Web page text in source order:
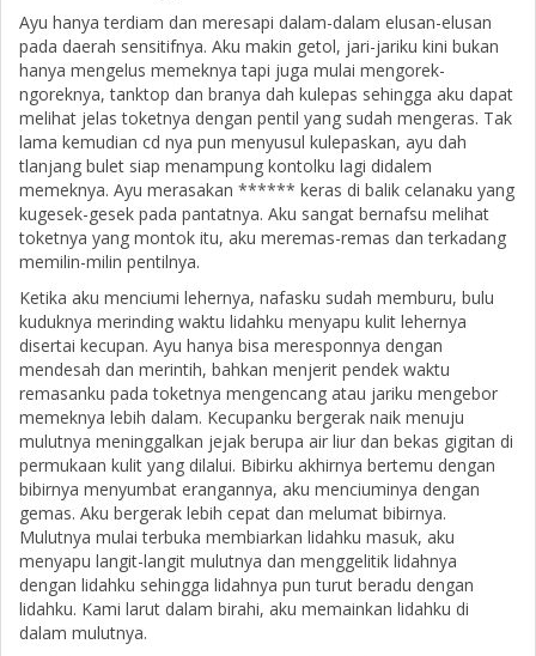
Ayu hanya terdiam dan meresapi dalam-dalam elusan-elusan
pada daerah sensitifnya. Aku makin getol, jari-jariku kini bukan
hanya mengelus memeknya tapi juga mulai mengorek-
ngoreknya, tanktop dan branya dah kulepas sehingga aku dapat
melihat jelas toketnya dengan pentil yang sudah mengeras. Tak
lama kemudian cd nya pun menyusul kulepaskan, ayu dah
tlanjang bulet siap menampung kontolku lagi didalem
memeknya. Ayu merasakan ****** keras di balik celanaku yang
kugesek-gesek pada pantatnya. Aku sangat bernafsu melihat
toketnya yang montok itu, aku meremas-remas dan terkadang
memilin-milin pentilnya.
Ketika aku menciumi lehernya, nafasku sudah memburu, bulu
kuduknya merinding waktu lidahku menyapu kulit lehernya
disertai kecupan. Ayu hanya bisa meresponnya dengan
mendesah dan merintih, bahkan menjerit pendek waktu
remasanku pada toketnya mengencang atau jariku mengebor
memeknya lebih dalam. Kecupanku bergerak naik menuju
mulutnya meninggalkan jejak berupa air liur dan bekas gigitan di
permukaan kulit yang dilalui. Bibirku akhirnya bertemu dengan
bibirnya menyumbat erangannya, aku menciuminya dengan
gemas. Aku bergerak lebih cepat dan melumat bibirnya.
Mulutnya mulai terbuka membiarkan lidahku masuk, aku
menyapu langit-langit mulutnya dan menggelitik lidahnya
dengan lidahku sehingga lidahnya pun turut beradu dengan
lidahku. Kami larut dalam birahi, aku memainkan lidahku di
dalam mulutnya.